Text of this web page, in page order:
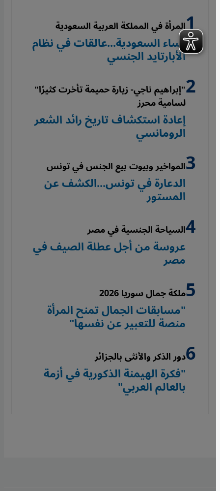
المرأة في المملكة العربية السعودية
نساء السعودية...عالقات في نظام
الأبارتايد الجنسي
"إبراهيم ناجي- زيارة حميمة تأخرت كثيرًا"
لسامية محرز
إعادة استكشاف تاريخ رائد الشعر
الرومانسي
المواخير وبيوت بيع الجنس في تونس
الدعارة في تونس...الكشف عن
المستور
السياحة الجنسية في مصر
عروسة من أجل عطلة الصيف في
مصر
ملكة جمال سوريا 2026
"مسابقات الجمال تمنح المرأة
منصة للتعبير عن نفسها"
دور الذكر والأنثى بالجزائر
"فكرة الهيمنة الذكورية في أزمة
بالعالم العربي"